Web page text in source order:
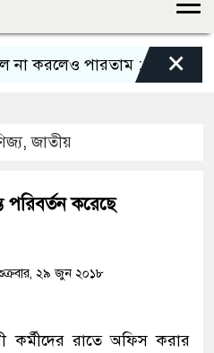
পারতাম : শাকিব খান×
,জাতীয়
পরিবর্তন করেছে
২৯ জুন ২০১৮
কর্মীদের রাতে অফিস করার